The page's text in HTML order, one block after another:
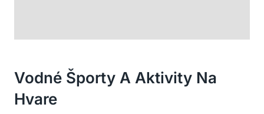
Vodné Športy A Aktivity Na
Hvare